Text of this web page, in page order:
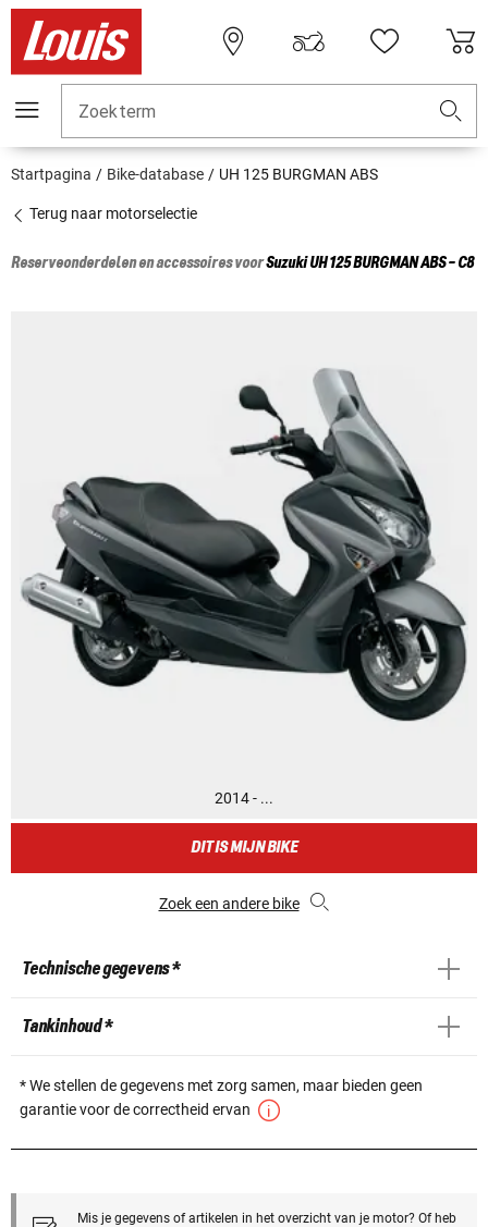
Zoekterm
Startpagina Bike-database UH 125 BURGMAN ABS
Terug naar motorselectie
Reserveonderdelen en accessoires voorSuzukiUH 125 BURGMAN ABS - C8
2014 - ...
DIT IS MIJN BIKE
Zoek een andere bike
Technische gegevens *
Tankinhoud *
* We stellen de gegevens met zorg samen, maar bieden geen
garantie voor de correctheid ervan
Mis je gegevens of artikelen in het overzicht van je motor? Of heb